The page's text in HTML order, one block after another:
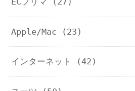
Apple/Mac (23)
インターネット (42)